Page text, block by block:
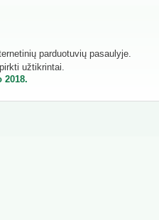
parduotuvių pasaulyje.
užtikrintai.
2018.